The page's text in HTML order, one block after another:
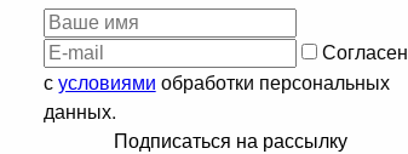
Согласен
сусловиями обработки персональных
данных.
Подписаться на рассылку